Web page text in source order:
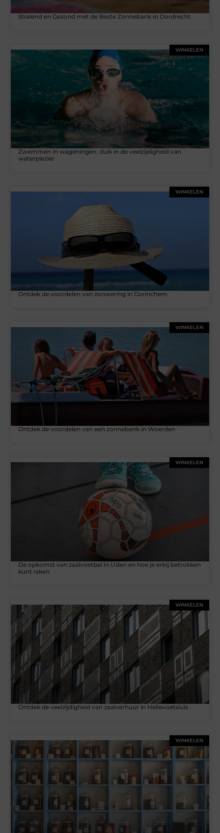
Stralend en Gezond met de Beste Zonnebank in Dordrecht
WINKELEN
Zwemmen in wageningen: duik in de veelzijdigheid van
waterplezier
WINKELEN
Ontdek de voordelen van zonwering in Gorinchem
WINKELEN
Ontdek de voordelen van een zonnebank in Woerden
WINKELEN
De opkomst van zaalvoetbal in Uden en hoe je erbij betrokken
kunt raken
WINKELEN
Ontdek de veelzijdigheid van zaalverhuur in Hellevoetsluis
WINKELEN